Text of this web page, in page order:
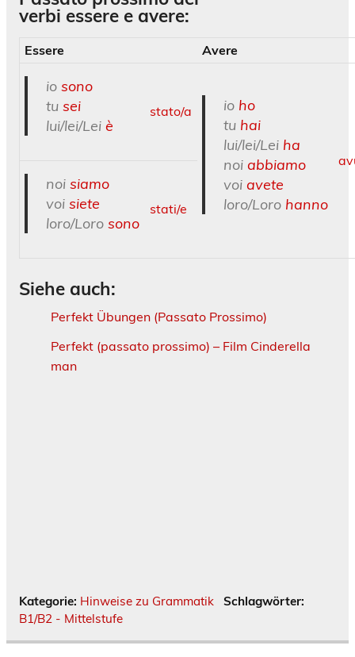
verbi essere e avere:
Essere Avere
io sono
tu sei
lui/lei/Lei è
stato/a io ho
tu hai
lui/lei/Lei ha
noi abbiamo
voi avete
loro/Loro hanno
noi siamo
voi siete
loro/Loro sono
stati/e
Siehe auch:
Perfekt Übungen (Passato Prossimo)
Perfekt (passato prossimo) – Film Cinderella
man
Kategorie: Hinweise zu Grammatik
Schlagwörter:
B1/B2 - Mittelstufe